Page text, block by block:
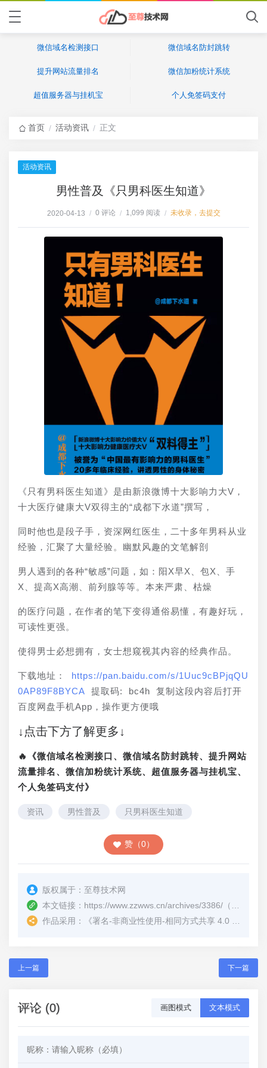
微信域名检测接口 微信域名防封跳转
提升网站流量排名 微信加粉统计系统
超值服务器与挂机宝 个人免签码支付
首页 / 活动资讯 / 正文
活动资讯
男性普及《只男科医生知道》
2020-04-13 / 0 评论 / 1,099 阅读 / 未收录，去提交
《只有男科医生知道》是由新浪微博十大影响力大V，
十大医疗健康大V双得主的“成都下水道”撰写，
同时他也是段子手，资深网红医生，二十多年男科从业
经验，汇聚了大量经验。幽默风趣的文笔解剖
男人遇到的各种“敏感”问题，如：阳X早X、包X、手
X、提高X高潮、前列腺等等。本来严肃、枯燥
的医疗问题，在作者的笔下变得通俗易懂，有趣好玩，
可读性更强。
使得男士必想拥有，女士想窥视其内容的经典作品。
下载地址： https://pan.baidu.com/s/1Uuc9cBPjqQU
0AP89F8BYCA 提取码: bc4h 复制这段内容后打开
百度网盘手机App，操作更方便哦
↓点击下方了解更多↓
🔥《微信域名检测接口、微信域名防封跳转、提升网站
流量排名、微信加粉统计系统、超值服务器与挂机宝、
个人免签码支付》
资讯 男性普及 只男科医生知道
赞（0）
版权属于： 至尊技术网
本文链接： https://www.zzwws.cn/archives/3386/ （转载时请注明本文出处及文章链接）
作品采用：
《署名-非商业性使用-相同方式共享 4.0 国际 (CC BY-NC-SA 4.0)
上一篇 下一篇
评论 (0) 画图模式 文本模式